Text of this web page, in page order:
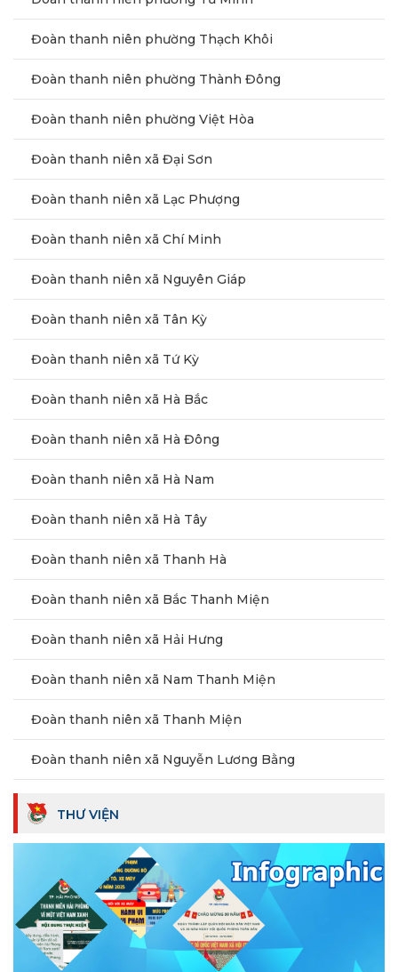
Đoàn thanh niên phường Thạch Khôi
Đoàn thanh niên phường Thành Đông
Đoàn thanh niên phường Việt Hòa
Đoàn thanh niên xã Đại Sơn
Đoàn thanh niên xã Lạc Phượng
Đoàn thanh niên xã Chí Minh
Đoàn thanh niên xã Nguyên Giáp
Đoàn thanh niên xã Tân Kỳ
Đoàn thanh niên xã Tứ Kỳ
Đoàn thanh niên xã Hà Bắc
Đoàn thanh niên xã Hà Đông
Đoàn thanh niên xã Hà Nam
Đoàn thanh niên xã Hà Tây
Đoàn thanh niên xã Thanh Hà
Đoàn thanh niên xã Bắc Thanh Miện
Đoàn thanh niên xã Hải Hưng
Đoàn thanh niên xã Nam Thanh Miện
Đoàn thanh niên xã Thanh Miện
Đoàn thanh niên xã Nguyễn Lương Bằng
THƯ VIỆN